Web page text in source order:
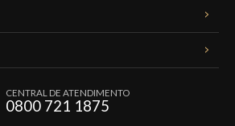
CENTRAL DE ATENDIMENTO
0800 721 1875